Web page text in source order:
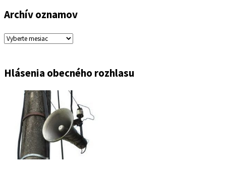
Archív oznamov
Archív
Hlásenia obecného rozhlasu